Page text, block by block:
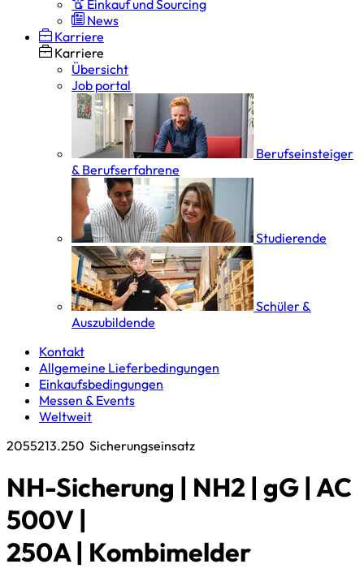
Einkauf und Sourcing
News
Karriere
Karriere
Übersicht
Job portal
Berufseinsteiger
& Berufserfahrene
Studierende
Schüler &
Auszubildende
Kontakt
Allgemeine Lieferbedingungen
Einkaufsbedingungen
Messen & Events
Weltweit
2055213.250 Sicherungseinsatz
NH-Sicherung | NH2 | gG | AC
500V |
250A | Kombimelder